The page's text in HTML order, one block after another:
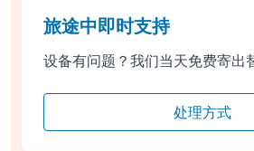
旅途中即时支持
设备有问题？我们当天免费寄出
处理方式